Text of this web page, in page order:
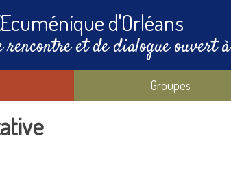
d'Orléans
rencontre et de dialogue ouvert
Groupes